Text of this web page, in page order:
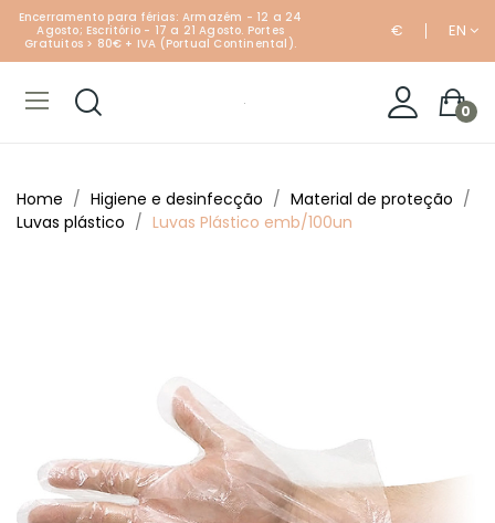
Encerramento para férias: Armazém - 12 a 24
Agosto; Escritório - 17 a 21 Agosto. Portes
Gratuitos > 80€ + IVA (Portual Continental).
€ EN
0
Home Higiene e desinfecção
Material de proteção
Luvas plástico
Luvas Plástico emb/100un